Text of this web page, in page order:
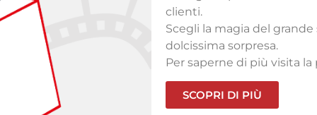
Scopri i migliori film della
sottotitolati in italiano.
SCOPRI DI PIÙ